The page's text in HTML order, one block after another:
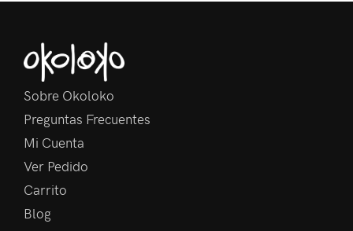
Sobre Okoloko
Preguntas Frecuentes
Mi Cuenta
Ver Pedido
Carrito
Blog